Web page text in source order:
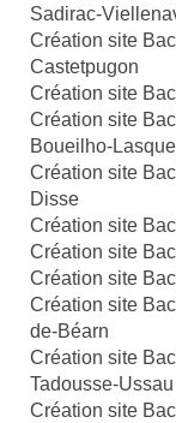
Sadirac-
Création site
Castetpugon
Création site
Création site
Boueilho-Lasque
Création site
Disse
Création site
Création site
Création site
Création site
de-Béarn
Création site
Tadousse-Ussau
Création site